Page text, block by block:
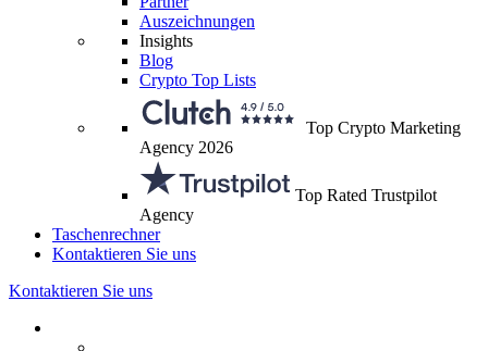
Auszeichnungen
Insights
Blog
Crypto Top Lists
Top Crypto Marketing
Agency 2026
Top Rated Trustpilot
Agency
Taschenrechner
Kontaktieren Sie uns
Kontaktieren Sie uns